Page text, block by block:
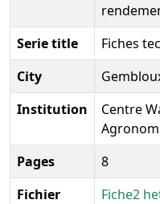
Serie title
Fiches
City
Institution
Centre
Pages
8
Fichier
Fiche2